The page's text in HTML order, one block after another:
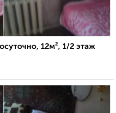
12м², 1/2 этаж